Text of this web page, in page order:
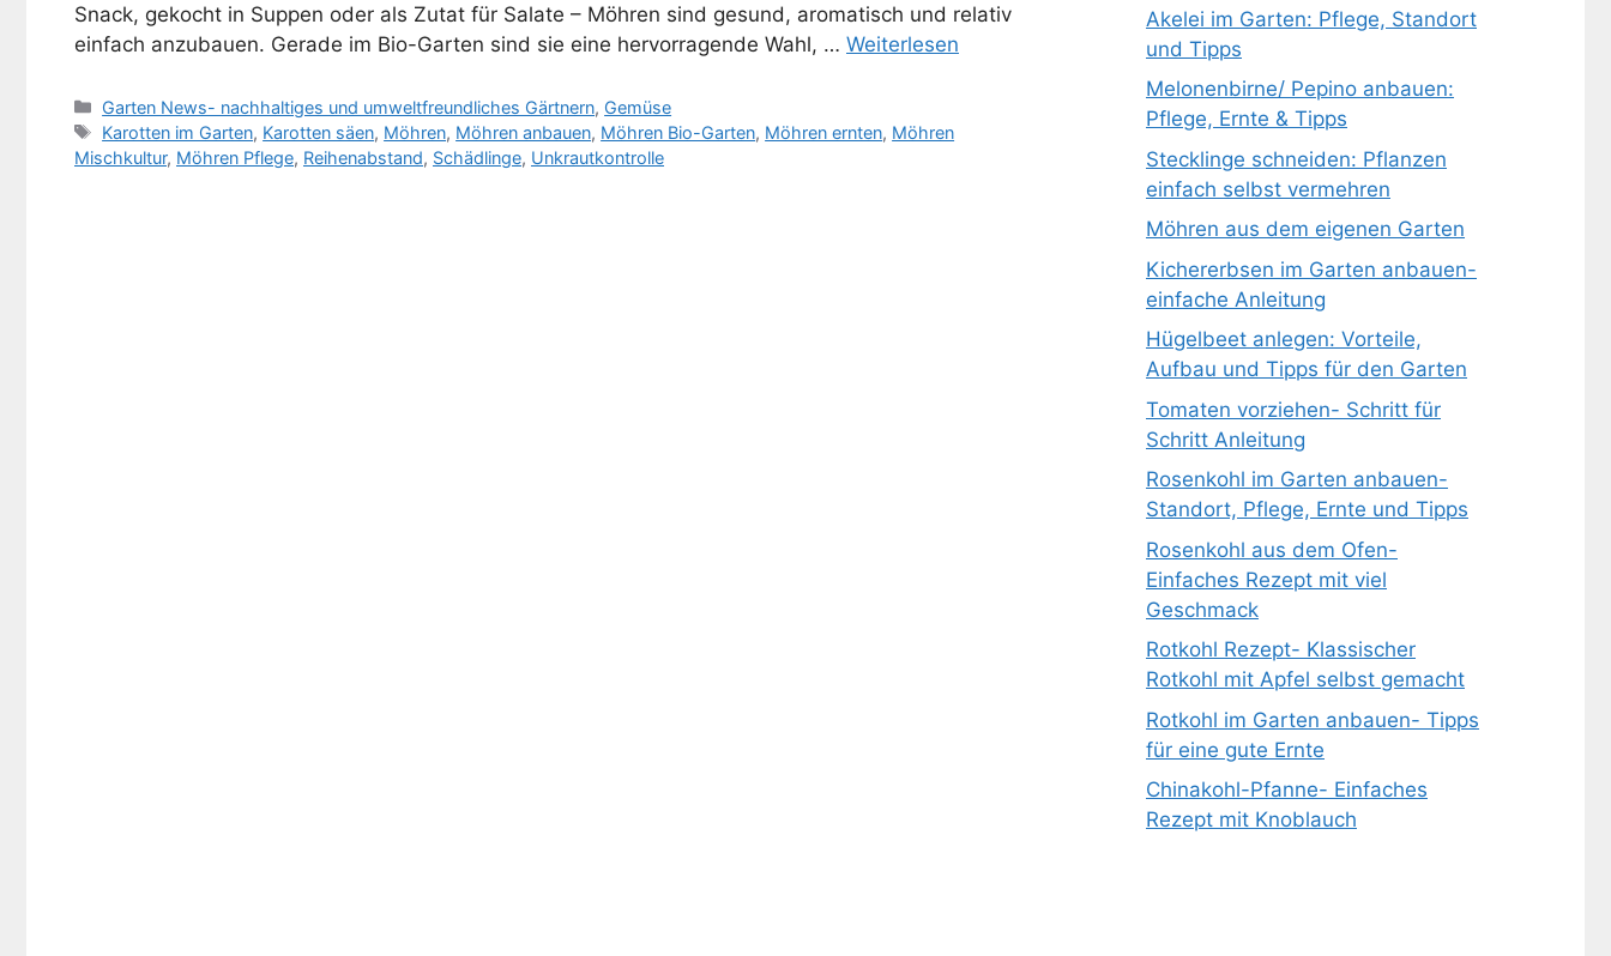
Snack, gekocht in Suppen oder als Zutat für Salate – Möhren sind gesund, aromatisch und relativ
einfach anzubauen. Gerade im Bio-Garten sind sie eine hervorragende Wahl, … Weiterlesen
Kategorien
Garten News- nachhaltiges und umweltfreundliches Gärtnern, Gemüse
Schlagwörter
Karotten im Garten, Karotten säen, Möhren, Möhren anbauen, Möhren Bio-Garten, Möhren ernten, Möhren
Mischkultur, Möhren Pflege, Reihenabstand, Schädlinge, Unkrautkontrolle
Akelei im Garten: Pflege, Standort
und Tipps
Melonenbirne/ Pepino anbauen:
Pflege, Ernte & Tipps
Stecklinge schneiden: Pflanzen
einfach selbst vermehren
Möhren aus dem eigenen Garten
Kichererbsen im Garten anbauen-
einfache Anleitung
Hügelbeet anlegen: Vorteile,
Aufbau und Tipps für den Garten
Tomaten vorziehen- Schritt für
Schritt Anleitung
Rosenkohl im Garten anbauen-
Standort, Pflege, Ernte und Tipps
Rosenkohl aus dem Ofen-
Einfaches Rezept mit viel
Geschmack
Rotkohl Rezept- Klassischer
Rotkohl mit Apfel selbst gemacht
Rotkohl im Garten anbauen- Tipps
für eine gute Ernte
Chinakohl-Pfanne- Einfaches
Rezept mit Knoblauch